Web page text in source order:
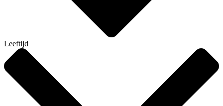
Leeftijd